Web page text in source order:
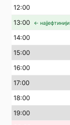
12:00
13:00 ← најјефтинији
14:00
15:00
16:00
17:00
18:00
19:00